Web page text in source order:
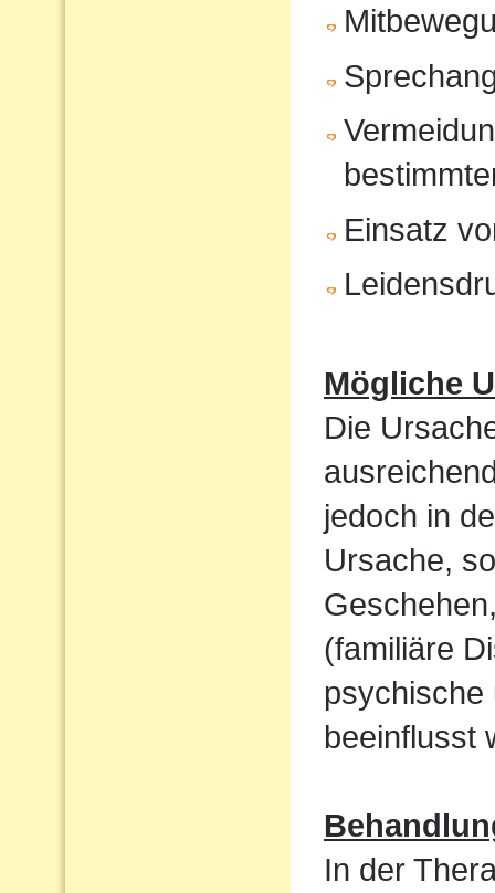
Einsatz
Mögliche
Die
jedoch in
Ursache,
(familiäre
psychische
beeinflusst
In der